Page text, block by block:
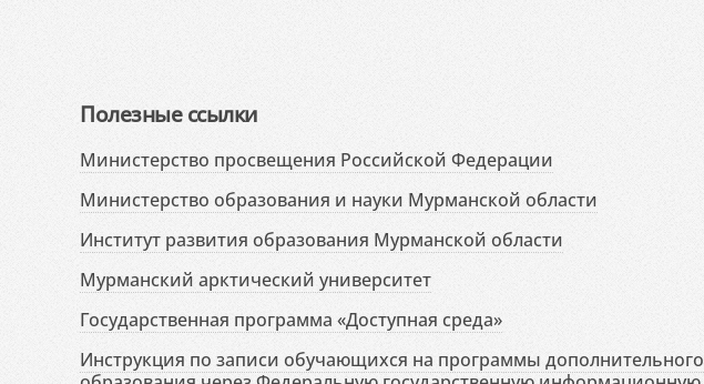
Полезные ссылки
Министерство просвещения Российской Федерации
Министерство образования и науки Мурманской области
Институт развития образования Мурманской области
Мурманский арктический университет
Государственная программа «Доступная среда»
Инструкция по записи обучающихся на программы дополнительного